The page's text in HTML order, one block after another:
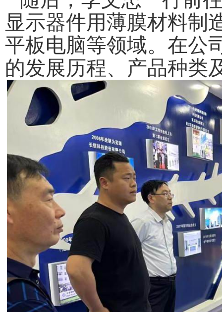
显示器件用薄膜材料制
平板电脑等领域。 在公
的发展历程、产品种类